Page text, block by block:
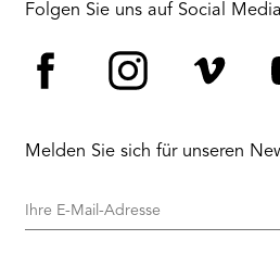
Folgen Sie uns auf Social Media
Melden Sie sich für unseren
Ihre